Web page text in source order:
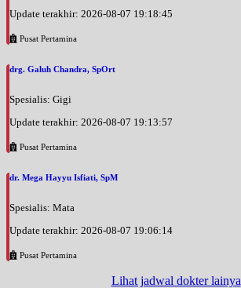
Update terakhir: 2026-08-07 19:18:45
Pusat Pertamina
drg. Galuh Chandra, SpOrt
Spesialis: Gigi
Update terakhir: 2026-08-07 19:13:57
Pusat Pertamina
dr. Mega Hayyu Isfiati, SpM
Spesialis: Mata
Update terakhir: 2026-08-07 19:06:14
Pusat Pertamina
Lihat jadwal dokter lainya